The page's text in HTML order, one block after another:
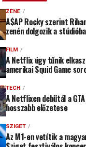
ZENE
A$AP Rocky szerint
zenén dolgozik a
FILM
A Netflix úgy tűnik
amerikai Squid Game
TECH
A Netflixen debütál a
hosszabb előzetese
SZIGET
Az M1-en vetítik a